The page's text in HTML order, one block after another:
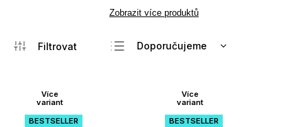
Zobrazit více produktů
Doporučujeme
Nejdražší
Více
variant
BESTSELLER
Více
variant
BESTSELLER